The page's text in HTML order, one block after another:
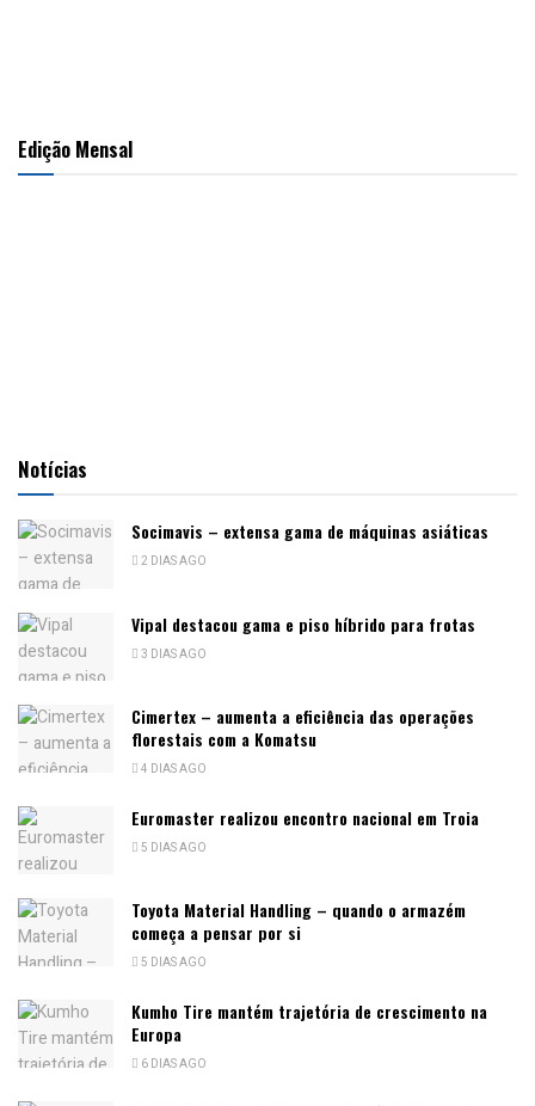
Edição Mensal
Notícias
Socimavis – extensa gama de máquinas asiáticas
2 DIAS AGO
Vipal destacou gama e piso híbrido para frotas
3 DIAS AGO
Cimertex – aumenta a eficiência das operações
florestais com a Komatsu
4 DIAS AGO
Euromaster realizou encontro nacional em Troia
5 DIAS AGO
Toyota Material Handling – quando o armazém
começa a pensar por si
5 DIAS AGO
Kumho Tire mantém trajetória de crescimento na
Europa
6 DIAS AGO